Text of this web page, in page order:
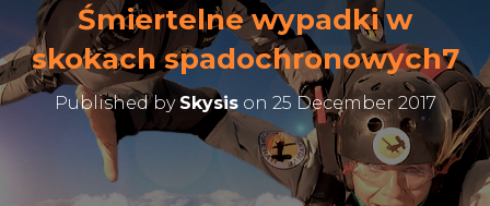
Śmiertelne wypadki w
skokach spadochronowych7
Published by Skysison 25 December 2017